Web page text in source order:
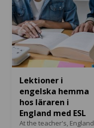
Lektioner i
engelska hemma
hos läraren i
England med ESL
At the teacher's, England